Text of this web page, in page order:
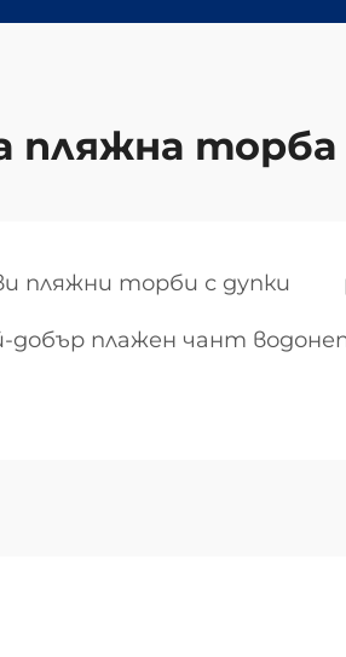
пляжна торба
пляжни торби с дупки
добър плажен чант